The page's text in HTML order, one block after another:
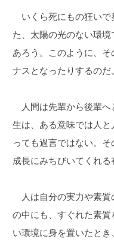
いくら死にもの狂いで
た、太陽の光のない環
あろう。このように、
ナスとなったりするのだ
人間は先輩から後輩へ
生は、ある意味では人
っても過言ではない。
成長にみちびいてくれ
人は自分の実力や素質
の中にも、すぐれた素
い環境に身を置いたと